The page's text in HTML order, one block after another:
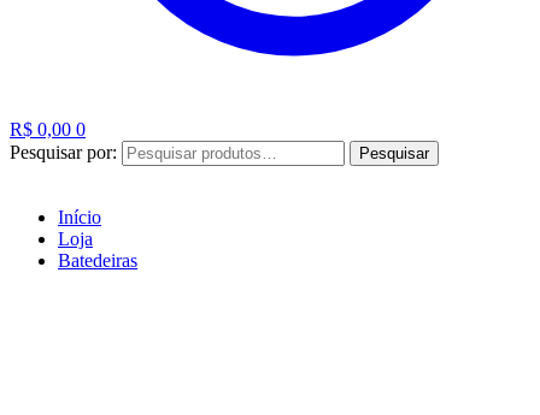
R$ 0,00 0
Pesquisar por:
Pesquisar
Início
Loja
Batedeiras